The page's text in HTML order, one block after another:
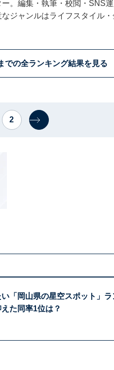
。編集・執筆・校閲・SNS
ジャンルはライフスタイル
での全ランキング結果を見る
2
「岡山県の星空スポット」
た同率1位は？